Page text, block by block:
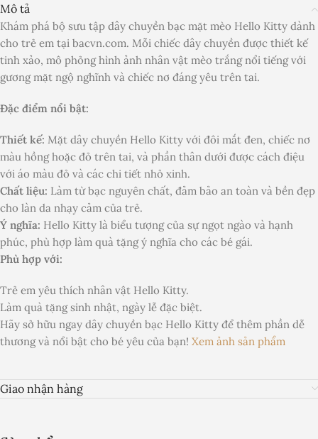
Mô tả
Khám phá bộ sưu tập dây chuyền bạc mặt mèo Hello Kitty dành
cho trẻ em tại bacvn.com. Mỗi chiếc dây chuyền được thiết kế
tinh xảo, mô phỏng hình ảnh nhân vật mèo trắng nổi tiếng với
gương mặt ngộ nghĩnh và chiếc nơ đáng yêu trên tai.
Đặc điểm nổi bật:
Thiết kế: Mặt dây chuyền Hello Kitty với đôi mắt đen, chiếc nơ
màu hồng hoặc đỏ trên tai, và phần thân dưới được cách điệu
với áo màu đỏ và các chi tiết nhỏ xinh.
Chất liệu: Làm từ bạc nguyên chất, đảm bảo an toàn và bền đẹp
cho làn da nhạy cảm của trẻ.
Ý nghĩa: Hello Kitty là biểu tượng của sự ngọt ngào và hạnh
phúc, phù hợp làm quà tặng ý nghĩa cho các bé gái.
Phù hợp với:
Trẻ em yêu thích nhân vật Hello Kitty.
Làm quà tặng sinh nhật, ngày lễ đặc biệt.
Hãy sở hữu ngay dây chuyền bạc Hello Kitty để thêm phần dễ
thương và nổi bật cho bé yêu của bạn! Xem ảnh sản phẩm
Giao nhận hàng